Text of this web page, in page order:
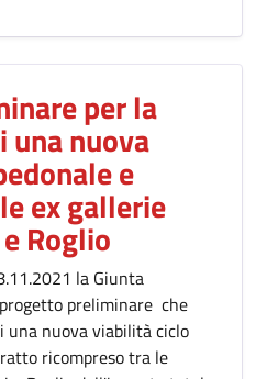
per la
una nuova
e
ex gallerie
Roglio
la Giunta
preliminare che
una nuova viabilità ciclo
ricompreso tra le